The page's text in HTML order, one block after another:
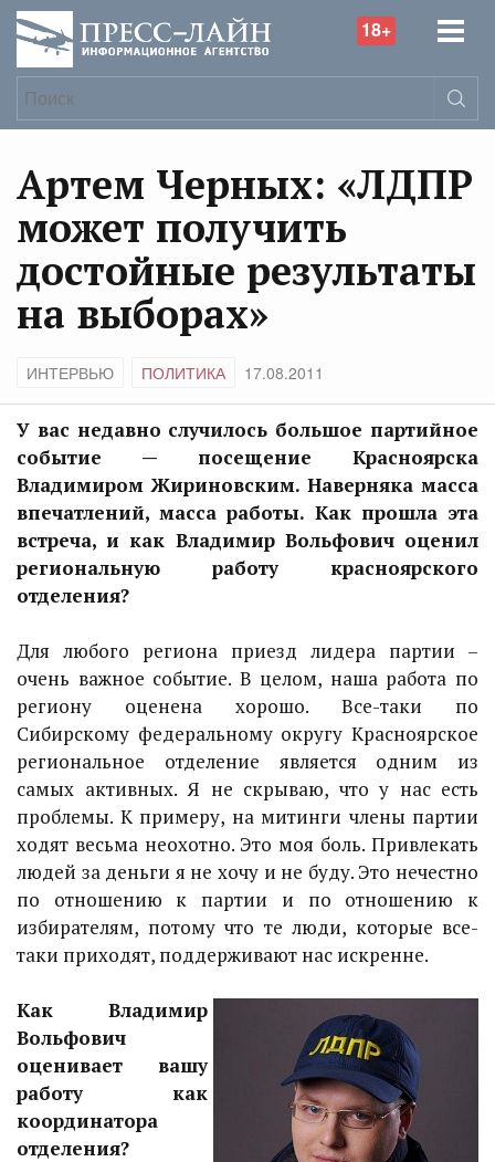
18+
Артем Черных: «ЛДПР
может получить
достойные результаты
на выборах»
ИНТЕРВЬЮ ПОЛИТИКА 17.08.2011
У вас недавно случилось большое партийное
событие — посещение Красноярска
Владимиром Жириновским. Наверняка масса
впечатлений, масса работы. Как прошла эта
встреча, и как Владимир Вольфович оценил
региональную работу красноярского
отделения?
Для любого региона приезд лидера партии –
очень важное событие. В целом, наша работа по
региону оценена хорошо. Все-таки по
Сибирскому федеральному округу Красноярское
региональное отделение является одним из
самых активных. Я не скрываю, что у нас есть
проблемы. К примеру, на митинги члены партии
ходят весьма неохотно. Это моя боль. Привлекать
людей за деньги я не хочу и не буду. Это нечестно
по отношению к партии и по отношению к
избирателям, потому что те люди, которые все-
таки приходят, поддерживают нас искренне.
Как Владимир
Вольфович
оценивает вашу
работу как
координатора
отделения?